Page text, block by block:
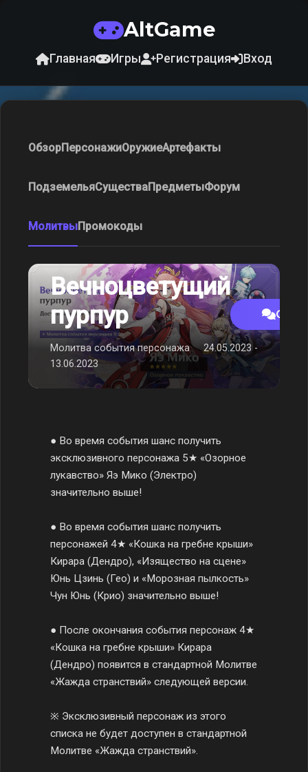
AltGame
Главная Игры Регистрация Вход
ОбзорПерсонажиОружиеАртефакты
ПодземельяСуществаПредметыФорум
МолитвыПромокоды
Вечноцветущий
пурпур
Молитва события персонажа
24.05.2023 -
13.06.2023
● Во время события шанс получить
эксклюзивного персонажа 5★ «Озорное
лукавство» Яэ Мико (Электро)
значительно выше!
● Во время события шанс получить
персонажей 4★ «Кошка на гребне крыши»
Кирара (Дендро), «Изящество на сцене»
Юнь Цзинь (Гео) и «Морозная пылкость»
Чун Юнь (Крио) значительно выше!
● После окончания события персонаж 4★
«Кошка на гребне крыши» Кирара
(Дендро) появится в стандартной Молитве
«Жажда странствий» следующей версии.
※ Эксклюзивный персонаж из этого
списка не будет доступен в стандартной
Молитве «Жажда странствий».